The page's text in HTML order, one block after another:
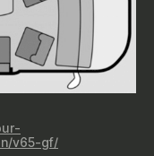
v65-gf/